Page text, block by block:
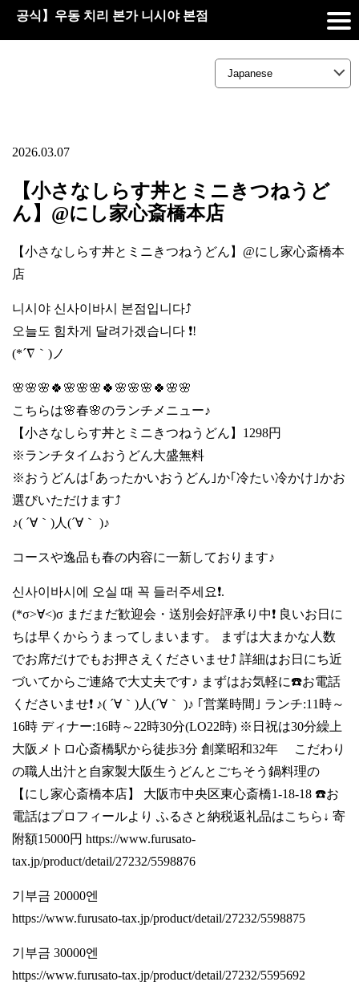
공식】우동 치리 본가 니시야 본점
2026.03.07
【小さなしらす丼とミニきつねうど
ん】@にし家心斎橋本店
【小さなしらす丼とミニきつねうどん】@にし家心斎橋本
店
니시야 신사이바시 본점입니다⤴️
오늘도 힘차게 달려가겠습니다 ❗!
(*´∇｀)ノ
🌸🌸🌸🍀🌸🌸🌸🍀🌸🌸🌸🍀🌸🌸
こちらは🌸春🌸のランチメニュー♪
【小さなしらす丼とミニきつねうどん】1298円
※ランチタイムおうどん大盛無料
※おうどんは｢あったかいおうどん｣か｢冷たい冷かけ｣かお
選びいただけます⤴️
♪( ´∀｀)人(´∀｀ )♪
コースや逸品も春の内容に一新しております♪
신사이바시에 오실 때 꼭 들러주세요❗.
(*σ>∀<)σ まだまだ歓迎会・送別会好評承り中❗ 良いお日に
ちは早くからうまってしまいます。 まずは大まかな人数
でお席だけでもお押さえくださいませ⤴️ 詳細はお日にち近
づいてからご連絡で大丈夫です♪ まずはお気軽に☎️お電話
くださいませ❗ ♪( ´∀｀)人(´∀｀ )♪ ｢営業時間｣ ランチ:11時～
16時 ディナー:16時～22時30分(LO22時) ※日祝は30分繰上
大阪メトロ心斎橋駅から徒歩3分 創業昭和32年 こだわり
の職人出汁と自家製大阪生うどんとごちそう鍋料理の
【にし家心斎橋本店】 大阪市中央区東心斎橋1-18-18 ☎️お
電話はプロフィールより ふるさと納税返礼品はこちら↓ 寄
附額15000円 https://www.furusato-
tax.jp/product/detail/27232/5598876
기부금 20000엔
https://www.furusato-tax.jp/product/detail/27232/5598875
기부금 30000엔
https://www.furusato-tax.jp/product/detail/27232/5595692